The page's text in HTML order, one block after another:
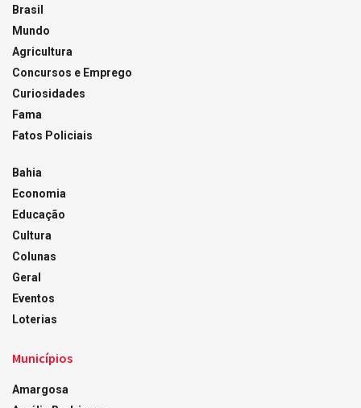
Brasil
Mundo
Agricultura
Concursos e Emprego
Curiosidades
Fama
Fatos Policiais
Bahia
Economia
Educação
Cultura
Colunas
Geral
Eventos
Loterias
Municípios
Amargosa